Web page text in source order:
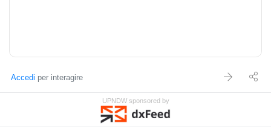
Accedi per interagire
UPNDW sponsored by